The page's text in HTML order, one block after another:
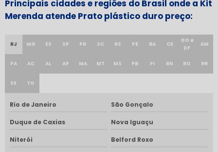
Principais cidades e regiões do Brasil onde a Kit
Merenda atende Prato plástico duro preço:
RJ MG ES SP PR SC RS PE BA CE
GO e
DF
AM
PA AC AL AP MA MT MS PB PI RN RO RR
SE TO
Rio de Janeiro São Gonçalo
Duque de Caxias Nova Iguaçu
Niterói Belford Roxo